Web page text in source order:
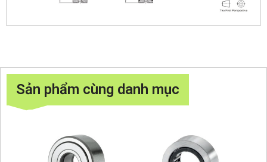
Sản phẩm cùng danh mục